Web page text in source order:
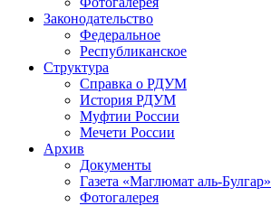
Законодательство
Федеральное
Республиканское
Структура
Справка о РДУМ
История РДУМ
Муфтии России
Мечети России
Архив
Документы
Газета «Маглюмат аль-Булгар»
Фотогалерея